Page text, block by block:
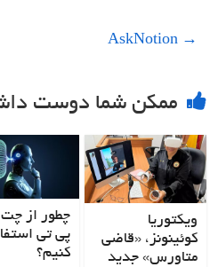
→
AskNotion
ممکن شما دوست
ویکتوریا
کوئینونز، «قاضی
متاورس» جدید
چطور از
پی تی
کنیم؟